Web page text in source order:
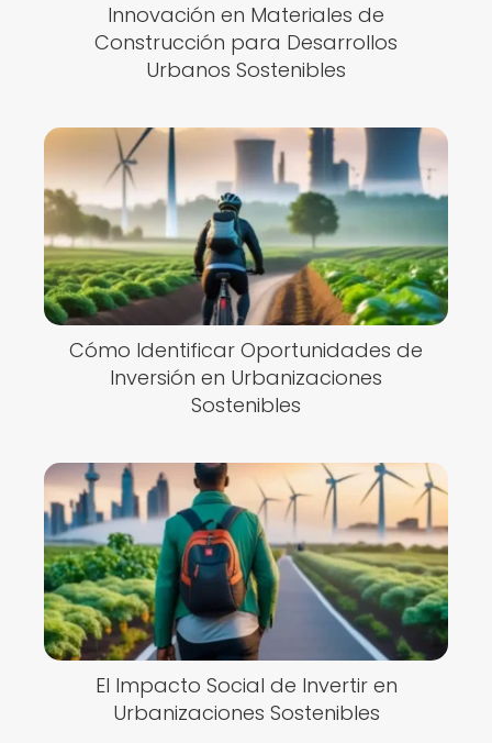
Innovación en Materiales de
Construcción para Desarrollos
Urbanos Sostenibles
Cómo Identificar Oportunidades de
Inversión en Urbanizaciones
Sostenibles
El Impacto Social de Invertir en
Urbanizaciones Sostenibles